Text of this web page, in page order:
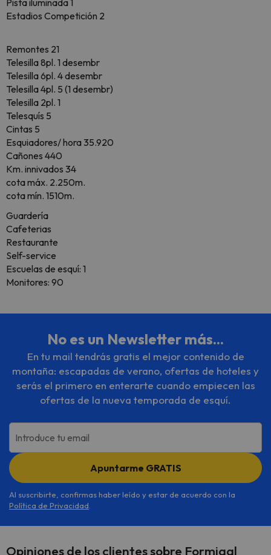
Pista iluminada 1
Estadios Competición 2
Remontes 21
Telesilla 8pl. 1 desembr
Telesilla 6pl. 4 desembr
Telesilla 4pl. 5 (1 desembr)
Telesilla 2pl. 1
Telesquís 5
Cintas 5
Esquiadores/ hora 35.920
Cañones 440
Km. innivados 34
cota máx. 2.250m.
cota mín. 1510m.
Guardería
Cafeterias
Restaurante
Self-service
Escuelas de esquí: 1
Monitores: 90
No es un Newsletter más...
En tu mail tendrás gratis el mejor contenido de
montaña: escapadas de verano, ofertas de hoteles y
serás el primero en enterarte cuando empiecen las
ofertas de la nueva temporada de esquí.
Introduce tu email
Apuntarme GRATIS
Al suscribirte, confirmas haber leído y estar de acuerdo con la
Política de Privacidad
Opiniones de los clientes sobre Formigal